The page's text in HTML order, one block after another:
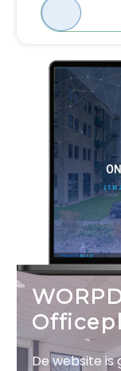
De website is